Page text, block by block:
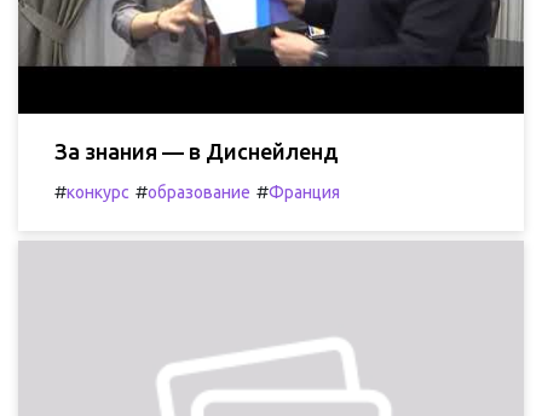
За знания — в Диснейленд
#конкурс #образование #Франция